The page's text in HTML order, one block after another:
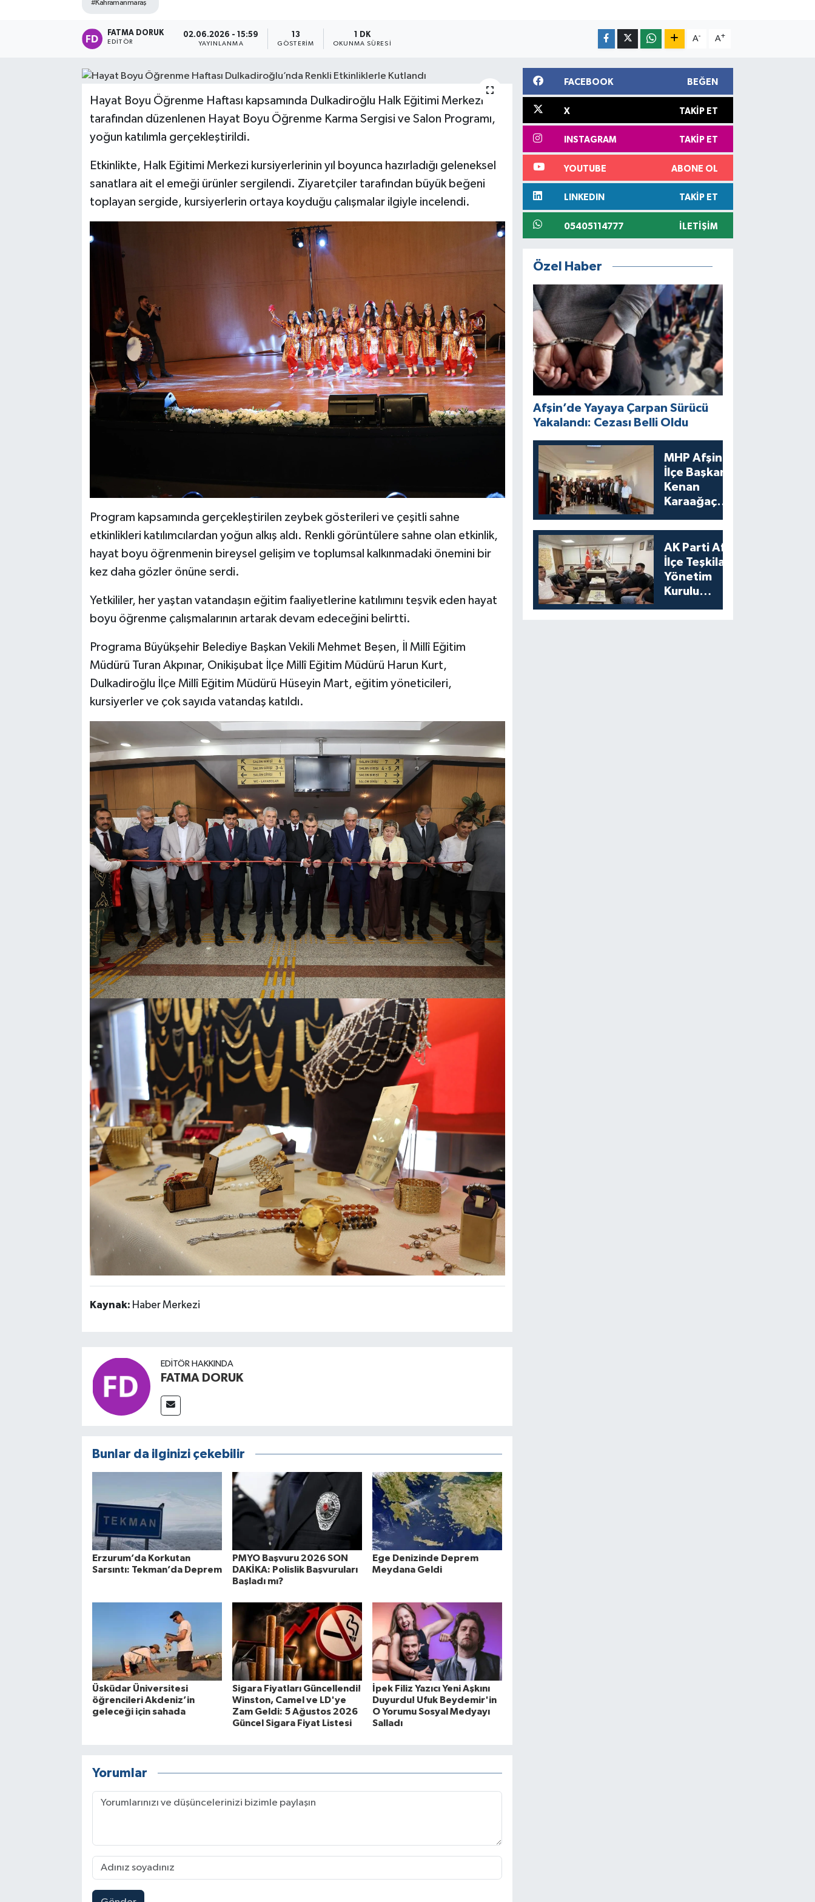
#Kahramanmaraş
FATMA DORUK
EDITÖR
02.06.2026 - 15:59
YAYINLANMA
13
GÖSTERIM
1 DK
OKUNMA SÜRESI
A- A+
Hayat Boyu Öğrenme Haftası kapsamında Dulkadiroğlu Halk Eğitimi Merkezi
tarafından düzenlenen Hayat Boyu Öğrenme Karma Sergisi ve Salon Programı,
yoğun katılımla gerçekleştirildi.
Etkinlikte, Halk Eğitimi Merkezi kursiyerlerinin yıl boyunca hazırladığı geleneksel
sanatlara ait el emeği ürünler sergilendi. Ziyaretçiler tarafından büyük beğeni
toplayan sergide, kursiyerlerin ortaya koyduğu çalışmalar ilgiyle incelendi.
Program kapsamında gerçekleştirilen zeybek gösterileri ve çeşitli sahne
etkinlikleri katılımcılardan yoğun alkış aldı. Renkli görüntülere sahne olan etkinlik,
hayat boyu öğrenmenin bireysel gelişim ve toplumsal kalkınmadaki önemini bir
kez daha gözler önüne serdi.
Yetkililer, her yaştan vatandaşın eğitim faaliyetlerine katılımını teşvik eden hayat
boyu öğrenme çalışmalarının artarak devam edeceğini belirtti.
Programa Büyükşehir Belediye Başkan Vekili Mehmet Beşen, İl Millî Eğitim
Müdürü Turan Akpınar, Onikişubat İlçe Millî Eğitim Müdürü Harun Kurt,
Dulkadiroğlu İlçe Millî Eğitim Müdürü Hüseyin Mart, eğitim yöneticileri,
kursiyerler ve çok sayıda vatandaş katıldı.
Kaynak: Haber Merkezi
EDITÖR HAKKINDA
FATMA DORUK
Bunlar da ilginizi çekebilir
Erzurum’da Korkutan
Sarsıntı: Tekman’da Deprem
PMYO Başvuru 2026 SON
DAKİKA: Polislik Başvuruları
Başladı mı?
Ege Denizinde Deprem
Meydana Geldi
Üsküdar Üniversitesi
öğrencileri Akdeniz’in
geleceği için sahada
Sigara Fiyatları Güncellendi!
Winston, Camel ve LD'ye
Zam Geldi: 5 Ağustos 2026
Güncel Sigara Fiyat Listesi
İpek Filiz Yazıcı Yeni Aşkını
Duyurdu! Ufuk Beydemir'in
O Yorumu Sosyal Medyayı
Salladı
Yorumlar
FACEBOOK BEĞEN
X TAKIP ET
INSTAGRAM TAKIP ET
YOUTUBE ABONE OL
LINKEDIN TAKIP ET
05405114777 İLETIŞIM
Özel Haber
Afşin’de Yayaya Çarpan Sürücü
Yakalandı: Cezası Belli Oldu
MHP Afşin
İlçe Başkanı
Kenan
Karaağaç
Aldı
AK Parti Afşin
İlçe Teşkilatı
Yönetim
Kurulu